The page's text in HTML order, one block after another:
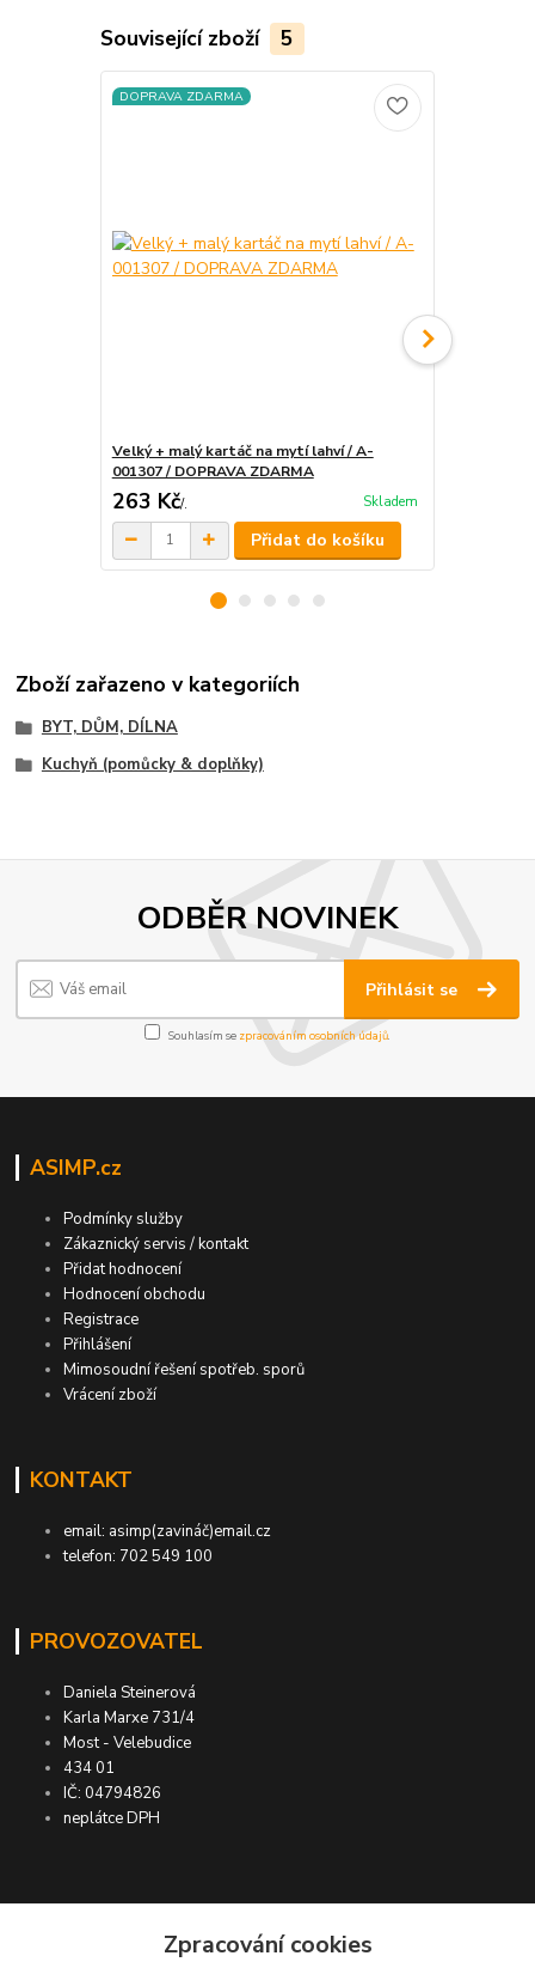
Související zboží 5
DOPRAVA ZDARMA
Velký + malý kartáč na mytí lahví / A-
001307 / DOPRAVA ZDARMA
263 Kč/. Skladem
Přidat do košíku
Zboží zařazeno v kategoriích
BYT, DŮM, DÍLNA
Kuchyň (pomůcky & doplňky)
ODBĚR NOVINEK
Přihlásit se
Souhlasím se zpracováním osobních údajů.
ASIMP.cz
Podmínky služby
Zákaznický servis / kontakt
Přidat hodnocení
Hodnocení obchodu
Registrace
Přihlášení
Mimosoudní řešení spotřeb. sporů
Vrácení zboží
KONTAKT
email: asimp(zavináč)email.cz
telefon: 702 549 100
PROVOZOVATEL
Daniela Steinerová
Karla Marxe 731/4
Most - Velebudice
434 01
IČ: 04794826
neplátce DPH
ASIMP.cz
Zpracování cookies